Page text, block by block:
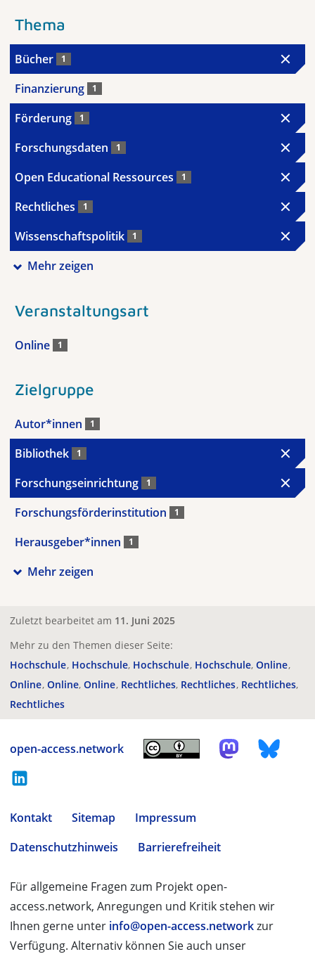
Thema
Bücher 1
Finanzierung 1
Förderung 1
Forschungsdaten 1
Open Educational Ressources 1
Rechtliches 1
Wissenschaftspolitik 1
Mehr zeigen
Veranstaltungsart
Online 1
Zielgruppe
Autor*innen 1
Bibliothek 1
Forschungseinrichtung 1
Forschungsförderinstitution 1
Herausgeber*innen 1
Mehr zeigen
Zuletzt bearbeitet am 11. Juni 2025
Mehr zu den Themen dieser Seite:
Hochschule Hochschule Hochschule Hochschule Online
Online Online Online Rechtliches Rechtliches Rechtliches
Rechtliches
open-access.network
Kontakt Sitemap
Impressum
Datenschutzhinweis
Barrierefreiheit
Für allgemeine Fragen zum Projekt open-
access.network, Anregungen und Kritik stehen wir
Ihnen gerne unter info@open-access.networkzur
Verfügung. Alternativ können Sie auch unser